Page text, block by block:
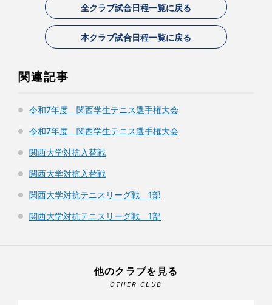
全クラブ試合日程一覧に戻る
本クラブ試合日程一覧に戻る
関連記事
令和7年度 関西学生テニス選手権大会
令和7年度 関西学生テニス選手権大会
関西大学対抗入替戦
関西大学対抗入替戦
関西大学対抗テニスリーグ戦 1部
関西大学対抗テニスリーグ戦 1部
他のクラブを見る
OTHER CLUB